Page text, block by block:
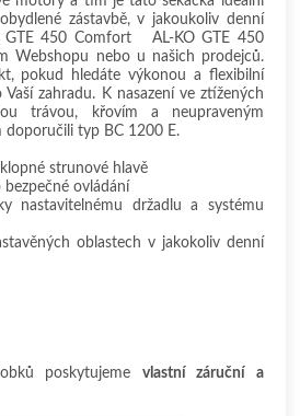
zástavbě, v jakoukoliv denní
GTE 450 Comfort AL-KO GTE 450
Webshopu nebo u našich prodejců.
pokud hledáte výkonou a flexibilní
zahradu. K nasazení ve ztížených
trávou, křovím a neupraveným
doporučili typ BC 1200 E.
strunové hlavě
ovládání
nastavitelnému držadlu a systému
oblastech v jakokoliv denní
poskytujeme vlastní záruční a